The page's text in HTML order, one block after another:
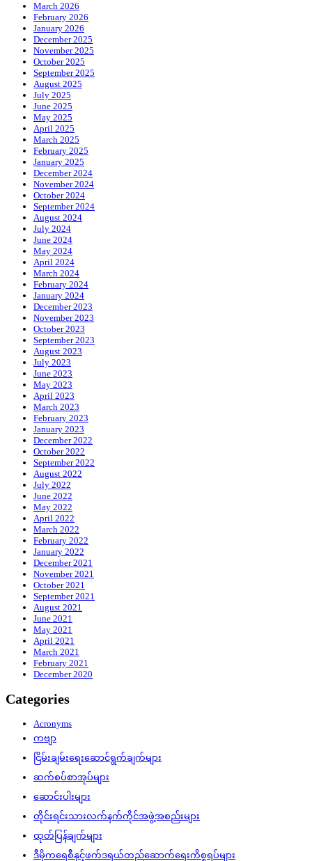
March 2026
February 2026
January 2026
December 2025
November 2025
October 2025
September 2025
August 2025
July 2025
June 2025
May 2025
April 2025
March 2025
February 2025
January 2025
December 2024
November 2024
October 2024
September 2024
August 2024
July 2024
June 2024
May 2024
April 2024
March 2024
February 2024
January 2024
December 2023
November 2023
October 2023
September 2023
August 2023
July 2023
June 2023
May 2023
April 2023
March 2023
February 2023
January 2023
December 2022
October 2022
September 2022
August 2022
July 2022
June 2022
May 2022
April 2022
March 2022
February 2022
January 2022
December 2021
November 2021
October 2021
September 2021
August 2021
June 2021
May 2021
April 2021
March 2021
February 2021
December 2020
Categories
Acronyms
ကဗျာ
ငြိမ်းချမ်းရေးဆောင်ရွက်ချက်များ
ဆက်စပ်စာအုပ်များ
ဆောင်းပါးများ
တိုင်းရင်းသားလက်နက်ကိုင်အဖွဲ့အစည်းများ
ထုတ်ပြန်ချက်များ
ဒီမိုကရေစီနှင့်ဖက်ဒရယ်တည်ဆောက်‌ရေးကိစ္စရပ်များ